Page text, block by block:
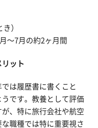
）
〜7月の約2ヶ月間
リット
は履歴書に書くこと
です。教養として評価
、特に旅行会社や航空
職種では特に重要視さ